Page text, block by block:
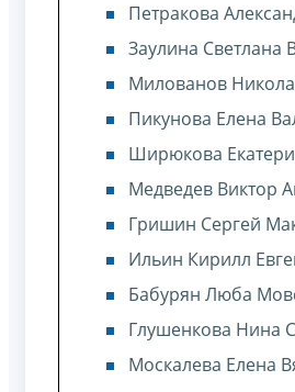
Петракова
Заулина Светлана
Милованов
Пикунова Елена
Ширюкова
Медведев Виктор
Гришин Сергей
Ильин Кирилл
Бабурян Люба
Глушенкова Нина
Москалева Елена